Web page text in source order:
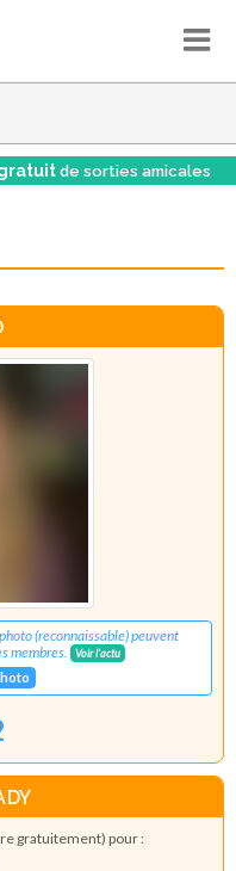
de sorties amicales
(reconnaissable) peuvent
membres.
Voir l'actu
gratuitement) pour :